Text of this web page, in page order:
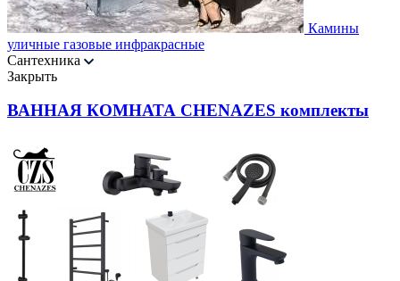
Камины
уличные газовые инфракрасные
Сантехника
Закрыть
ВАННАЯ КОМНАТА CHENAZES комплекты